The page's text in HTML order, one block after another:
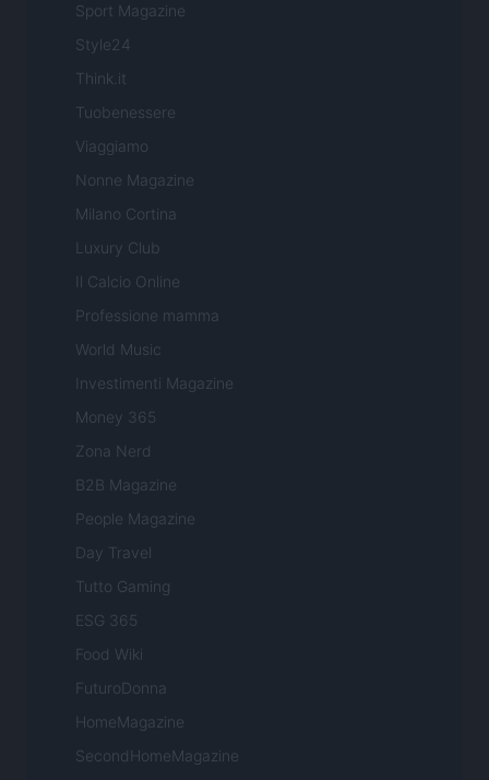
Sport Magazine
Style24
Think.it
Tuobenessere
Viaggiamo
Nonne Magazine
Milano Cortina
Luxury Club
Il Calcio Online
Professione mamma
World Music
Investimenti Magazine
Money 365
Zona Nerd
B2B Magazine
People Magazine
Day Travel
Tutto Gaming
ESG 365
Food Wiki
FuturoDonna
HomeMagazine
SecondHomeMagazine